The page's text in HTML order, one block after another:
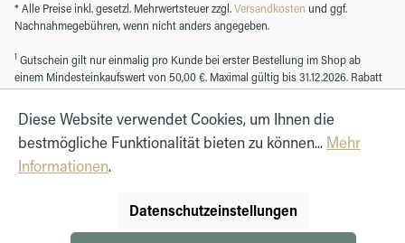
* Alle Preise inkl. gesetzl. Mehrwertsteuer zzgl.Versandkosten und ggf.
Nachnahmegebühren, wenn nicht anders angegeben.
1 Gutschein gilt nur einmalig pro Kunde bei erster Bestellung im Shop ab
einem Mindesteinkaufswert von 50,00 €. Maximal gültig bis 31.12.2026. Rabatt
nicht mit anderen Gutscheinen kombinierbar. Nur für Kunden mit einem
registrierten Kundenkonto.
Diese Website verwendet Cookies, um Ihnen die
bestmögliche Funktionalität bieten zu können... Mehr
Informationen.
Datenschutzeinstellungen